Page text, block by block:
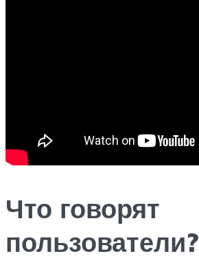
Что говорят
пользователи?